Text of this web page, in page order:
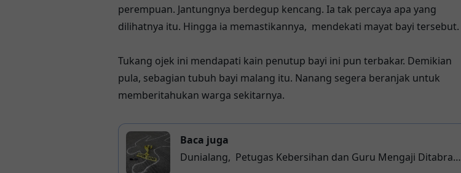
perempuan. Jantungnya berdegup kencang. Ia tak percaya apa yang
dilihatnya itu. Hingga ia memastikannya, mendekati mayat bayi tersebut.
Tukang ojek ini mendapati kain penutup bayi ini pun terbakar. Demikian
pula, sebagian tubuh bayi malang itu. Nanang segera beranjak untuk
memberitahukan warga sekitarnya.
Baca juga
Dunialang, Petugas Kebersihan dan Guru Mengaji Ditabrak